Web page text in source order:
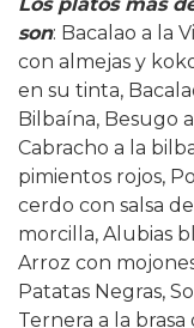
son: Bacalao a la
con almejas y
en su tinta,
Bilbaína, Besugo
Cabracho a la
pimientos rojos,
cerdo con salsa
morcilla, Alubias
Arroz con
Patatas Negras,
Ternera a la brasa